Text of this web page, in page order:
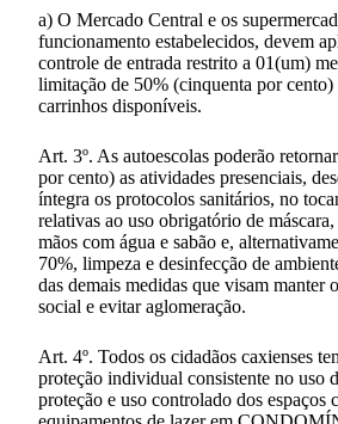
a) O Mercado Central e os
funcionamento estabelecidos, devem
controle de entrada restrito a 01(um)
limitação de 50% (cinquenta por
carrinhos disponíveis.
Art. 3º. As autoescolas poderão
por cento) as atividades presenciais,
íntegra os protocolos sanitários, no
relativas ao uso obrigatório de
mãos com água e sabão e,
70%, limpeza e desinfecção de
das demais medidas que visam manter
social e evitar aglomeração.
Art. 4º. Todos os cidadãos caxienses
proteção individual consistente no uso
proteção e uso controlado dos espaços